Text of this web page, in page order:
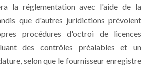
la réglementation avec l'aide de la
que d'autres juridictions prévoient
procédures d'octroi de licences
des contrôles préalables et un
selon que le fournisseur enregistre